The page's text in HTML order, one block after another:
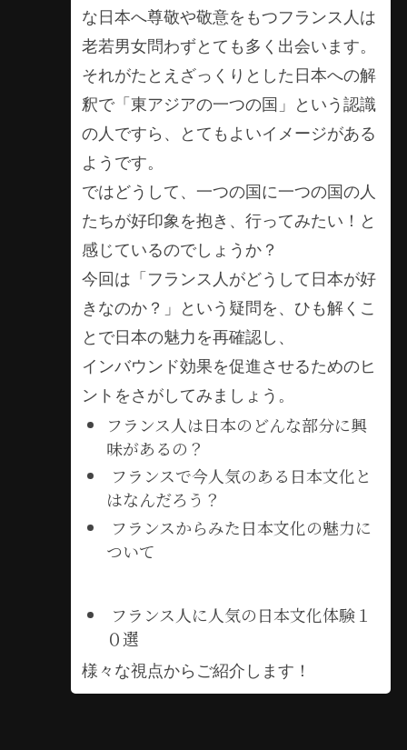
な日本へ尊敬や敬意をもつフランス人は
老若男女問わずとても多く出会います。
それがたとえざっくりとした日本への解
釈で「東アジアの一つの国」という認識
の人ですら、とてもよいイメージがある
ようです。
ではどうして、一つの国に一つの国の人
たちが好印象を抱き、行ってみたい！と
感じているのでしょうか？
今回は「フランス人がどうして日本が好
きなのか？」という疑問を、ひも解くこ
とで日本の魅力を再確認し、
インバウンド効果を促進させるためのヒ
ントをさがしてみましょう。
フランス人は日本のどんな部分に興
味があるの？
フランスで今人気のある日本文化と
はなんだろう？
フランスからみた日本文化の魅力に
ついて
フランス人に人気の日本文化体験１
０選
様々な視点からご紹介します！